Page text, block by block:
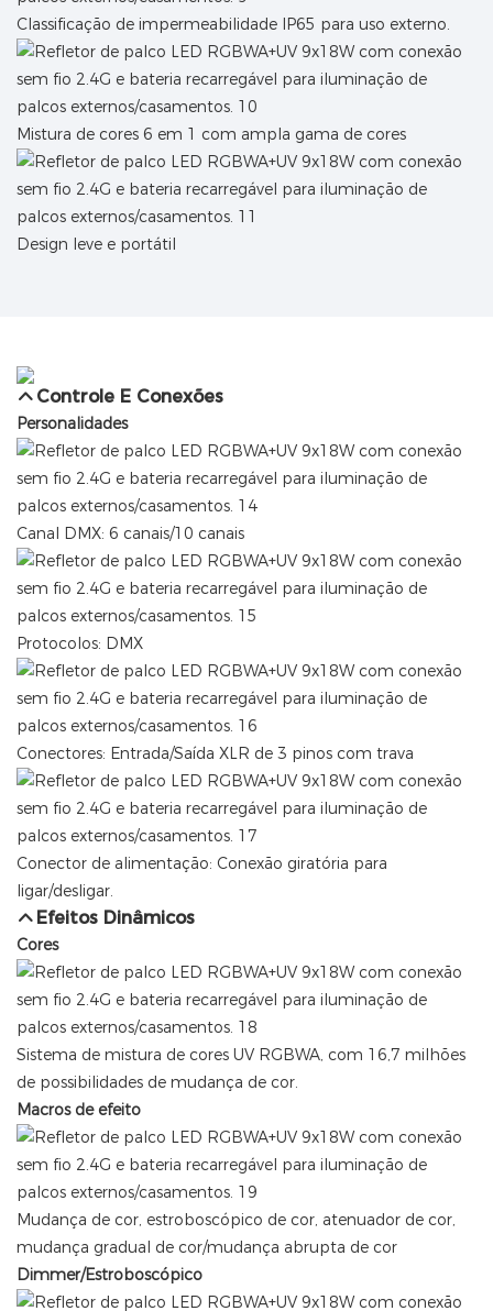
Classificação de impermeabilidade IP65 para uso externo.
Mistura de cores 6 em 1 com ampla gama de cores
Design leve e portátil
Controle E Conexões
Personalidades
Canal DMX: 6 canais/10 canais
Protocolos: DMX
Conectores: Entrada/Saída XLR de 3 pinos com trava
Conector de alimentação: Conexão giratória para
ligar/desligar.
Efeitos Dinâmicos
Cores
Sistema de mistura de cores UV RGBWA, com 16,7 milhões
de possibilidades de mudança de cor.
Macros de efeito
Mudança de cor, estroboscópico de cor, atenuador de cor,
mudança gradual de cor/mudança abrupta de cor
Dimmer/Estroboscópico